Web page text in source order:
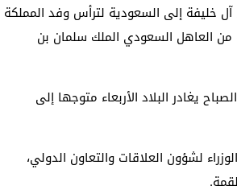
آل خليفة إلى السعودية لترأس وفد المملكة
من العاهل السعودي الملك سلمان بن
يغادر البلاد الأربعاء متوجها إلى
لشؤون العلاقات والتعاون الدولي،